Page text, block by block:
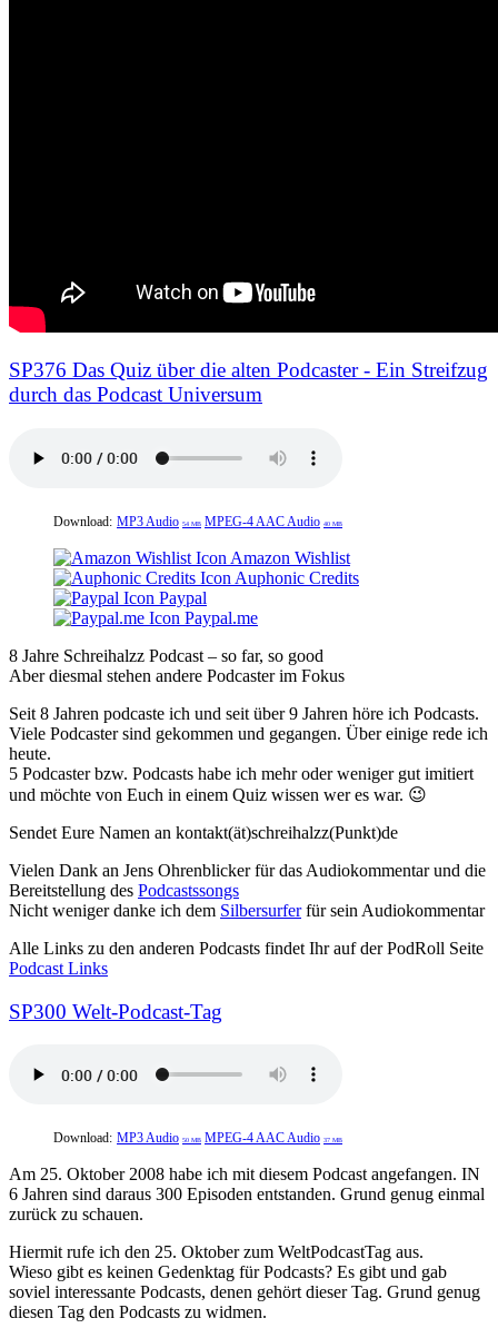
SP376 Das Quiz über die alten Podcaster - Ein Streifzug
durch das Podcast Universum
Download: MP3 Audio 54 MB MPEG-4 AAC Audio 40 MB
Amazon Wishlist
Auphonic Credits
Paypal
Paypal.me
8 Jahre Schreihalzz Podcast – so far, so good
Aber diesmal stehen andere Podcaster im Fokus
Seit 8 Jahren podcaste ich und seit über 9 Jahren höre ich Podcasts.
Viele Podcaster sind gekommen und gegangen. Über einige rede ich
heute.
5 Podcaster bzw. Podcasts habe ich mehr oder weniger gut imitiert
und möchte von Euch in einem Quiz wissen wer es war. 😉
Sendet Eure Namen an kontakt(ät)schreihalzz(Punkt)de
Vielen Dank an Jens Ohrenblicker für das Audiokommentar und die
Bereitstellung des Podcastssongs
Nicht weniger danke ich dem Silbersurferfür sein Audiokommentar
Alle Links zu den anderen Podcasts findet Ihr auf der PodRoll Seite
Podcast Links
SP300 Welt-Podcast-Tag
Download: MP3 Audio 50 MB MPEG-4 AAC Audio 37 MB
Am 25. Oktober 2008 habe ich mit diesem Podcast angefangen. IN
6 Jahren sind daraus 300 Episoden entstanden. Grund genug einmal
zurück zu schauen.
Hiermit rufe ich den 25. Oktober zum WeltPodcastTag aus.
Wieso gibt es keinen Gedenktag für Podcasts? Es gibt und gab
soviel interessante Podcasts, denen gehört dieser Tag. Grund genug
diesen Tag den Podcasts zu widmen.